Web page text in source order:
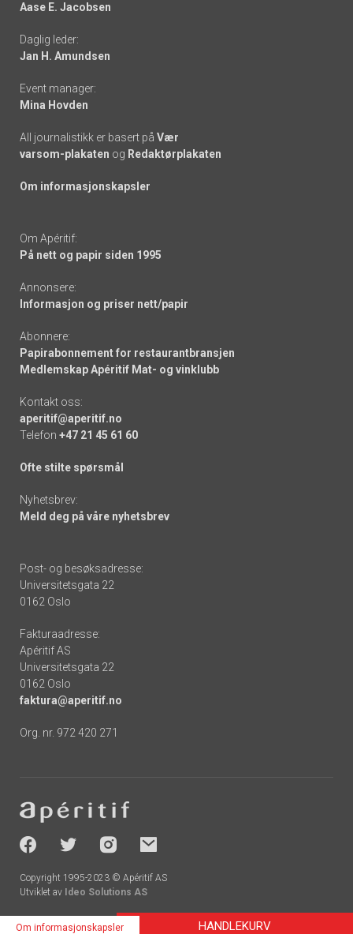
-
links
Aase E. Jacobsen
Daglig leder:
Jan H. Amundsen
Event manager:
Mina Hovden
All journalistikk er basert på Vær
varsom-plakaten og Redaktørplakaten
Om informasjonskapsler
Om Apéritif:
På nett og papir siden 1995
Annonsere:
Informasjon og priser nett/papir
Abonnere:
Papirabonnement for restaurantbransjen
Medlemskap Apéritif Mat- og vinklubb
Kontakt oss:
aperitif@aperitif.no
Telefon +47 21 45 61 60
Ofte stilte spørsmål
Nyhetsbrev:
Meld deg på våre nyhetsbrev
Post- og besøksadresse:
Universitetsgata 22
0162 Oslo
Fakturaadresse:
Apéritif AS
Universitetsgata 22
0162 Oslo
faktura@aperitif.no
Org. nr. 972 420 271
-
socials
Copyright 1995-2023 © Apéritif AS
Utviklet av Ideo Solutions AS
HANDLEKURV
Om informasjonskapsler